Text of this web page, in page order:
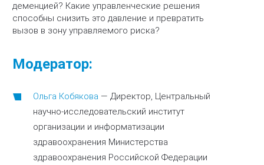
деменцией? Какие управленческие решения
способны снизить это давление и превратить
вызов в зону управляемого риска?
Модератор:
Ольга Кобякова — Директор, Центральный
научно-исследовательский институт
организации и информатизации
здравоохранения Министерства
здравоохранения Российской Федерации